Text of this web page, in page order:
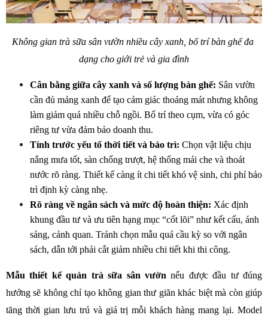
Không gian trà sữa sân vườn nhiều cây xanh, bố trí bàn ghế đa
dạng cho giới trẻ và gia đình
Cân bằng giữa cây xanh và số lượng bàn ghế: Sân vườn
cần đủ mảng xanh để tạo cảm giác thoáng mát nhưng không
làm giảm quá nhiều chỗ ngồi. Bố trí theo cụm, vừa có góc
riêng tư vừa đảm bảo doanh thu.
Tính trước yếu tố thời tiết và bảo trì: Chọn vật liệu chịu
nắng mưa tốt, sàn chống trượt, hệ thống mái che và thoát
nước rõ ràng. Thiết kế càng ít chi tiết khó vệ sinh, chi phí bảo
trì định kỳ càng nhẹ.
Rõ ràng về ngân sách và mức độ hoàn thiện: Xác định
khung đầu tư và ưu tiên hạng mục “cốt lõi” như kết cấu, ánh
sáng, cảnh quan. Tránh chọn mẫu quá cầu kỳ so với ngân
sách, dẫn tới phải cắt giảm nhiều chi tiết khi thi công.
Mẫu thiết kế quán trà sữa sân vườn nếu được đầu tư đúng
hướng sẽ không chỉ tạo không gian thư giãn khác biệt mà còn giúp
tăng thời gian lưu trú và giá trị mỗi khách hàng mang lại. Model